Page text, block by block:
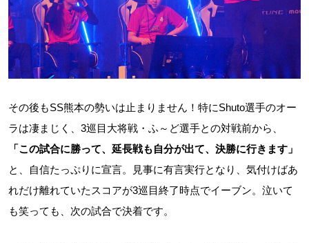
その後もSS熊本の勢いは止まりません！特にShuto選手のオー
ラは凄まじく、3巡目大将戦・ふ～ど選手との対戦前から、
「この試合に勝って、延長戦も自分が出て、決勝に行きます」
と、自信たっぷりに宣言。見事に有言実行となり、気付けばあ
れだけ離れていたスコアが3巡目終了時点でイーブン。泣いて
も笑っても、次の試合で決着です。